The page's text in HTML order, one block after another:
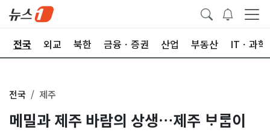
전국 외교 북한 금융ㆍ증권 산업 부동산 ITㆍ과학
전국 제주
메밀과 제주 바람의 상생…제주 ᄇᆞᄅᆞᆷ이